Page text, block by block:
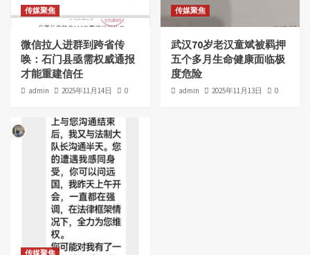
传媒聚焦
微信拉人进群到跨省传
唤：石门县亟需权威通报
才能重建信任
admin 2025年11月14日 0
传媒聚焦
武汉70岁老汉童斌被羁押
五个多月生命健康面临极
度危险
admin 2025年11月13日 0
传媒聚焦